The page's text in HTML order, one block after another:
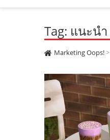
Tag: แนะนำ
Marketing Oops!>